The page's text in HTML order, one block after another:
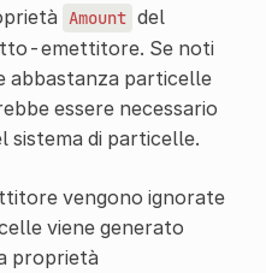
Amount del
emettitore. Se noti
abbastanza particelle
essere necessario
sistema di particelle.
vengono ignorate
viene generato
proprietà